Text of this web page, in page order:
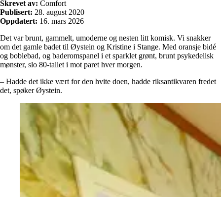
Skrevet av: Comfort
Publisert: 28. august 2020
Oppdatert: 16. mars 2026
Det var brunt, gammelt, umoderne og nesten litt komisk. Vi snakker
om det gamle badet til Øystein og Kristine i Stange. Med oransje bidé
og boblebad, og baderomspanel i et sparklet grønt, brunt psykedelisk
mønster, slo 80-tallet i mot paret hver morgen.
– Hadde det ikke vært for den hvite doen, hadde riksantikvaren fredet
det, spøker Øystein.